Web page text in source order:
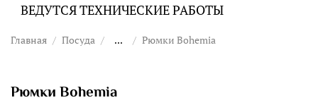
ВЕДУТСЯ ТЕХНИЧЕСКИЕ РАБОТЫ
Главная Посуда ... Рюмки Bohemia
Рюмки Bohemia